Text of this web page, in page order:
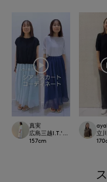
真実
広島三越I.T.'S.international
157cm
立
170